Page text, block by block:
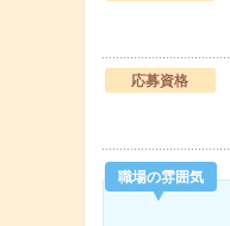
応募資格
職場の雰囲気